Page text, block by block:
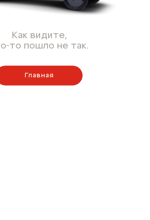
Как видите,
то пошло не так.
Главная